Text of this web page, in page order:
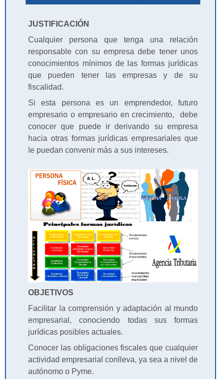
JUSTIFICACIÓN
Cualquier persona que tenga una relación
responsable con su empresa debe tener unos
conocimientos mínimos de las formas jurídicas
que pueden tener las empresas y de su
fiscalidad.
Si esta persona es un emprendedor, futuro
empresario o empresario en crecimiento, debe
conocer que puede ir derivando su empresa
hacia otras formas jurídicas empresariales que
le puedan convenir más a sus intereses.
OBJETIVOS
Facilitar la comprensión y adaptación al mundo
empresarial, conociendo todas sus formas
jurídicas posibles actuales.
Conocer las obligaciones fiscales que cualquier
actividad empresarial conlleva, ya sea a nivel de
autónomo o Pyme.